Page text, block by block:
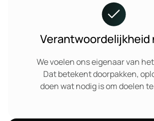
Verantwoordelijkheid
We voelen ons eigenaar van
Dat betekent doorpakken,
doen wat nodig is om doelen